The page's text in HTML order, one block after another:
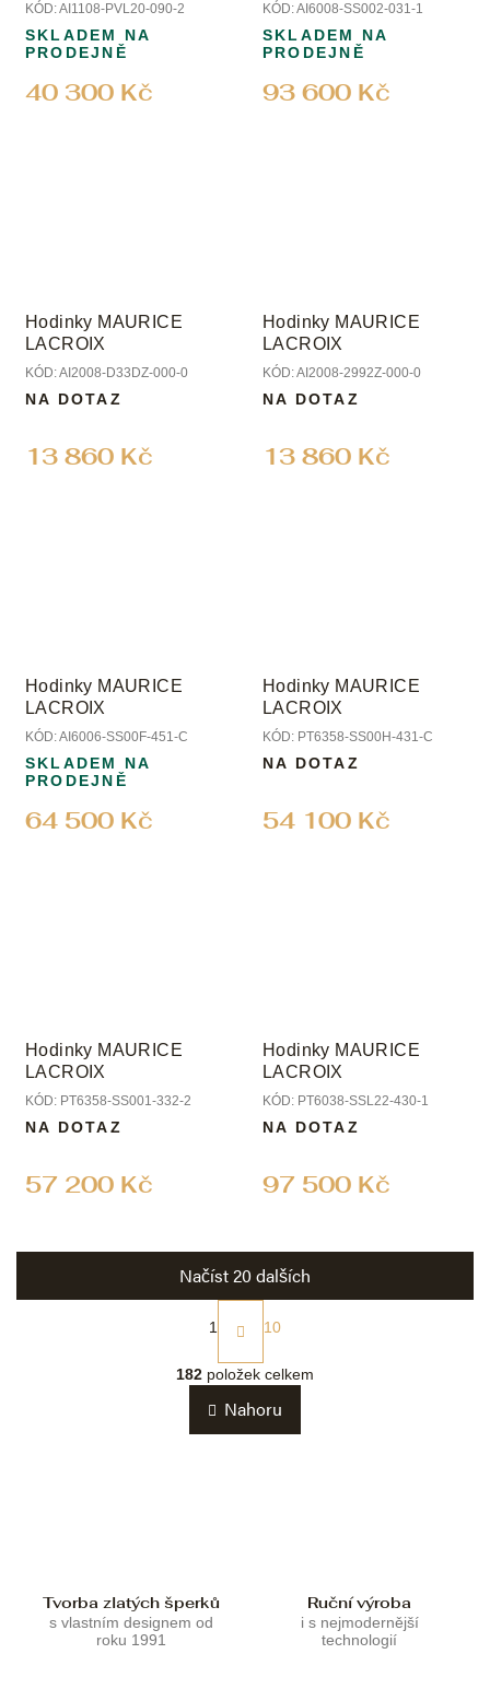
KÓD:AI1108-PVL20-090-2
40 300 Kč
SKLADEM NA
PRODEJNĚ
KÓD:AI6008-SS002-031-1
93 600 Kč
SKLADEM NA
PRODEJNĚ
Hodinky MAURICE
LACROIX
KÓD:AI2008-D33DZ-000-0
13 860 Kč
NA DOTAZ
Hodinky MAURICE
LACROIX
KÓD:AI2008-2992Z-000-0
13 860 Kč
NA DOTAZ
Hodinky MAURICE
LACROIX
KÓD:AI6006-SS00F-451-C
64 500 Kč
SKLADEM NA
PRODEJNĚ
Hodinky MAURICE
LACROIX
KÓD: PT6358-SS00H-431-C
54 100 Kč
NA DOTAZ
Hodinky MAURICE
LACROIX
KÓD: PT6358-SS001-332-2
57 200 Kč
NA DOTAZ
Hodinky MAURICE
LACROIX
KÓD: PT6038-SSL22-430-1
97 500 Kč
NA DOTAZ
v
l
á
d
Načíst 20 dalších
S
t
á
n
k
1 10
182 položek celkem
Nahoru
Tvorba zlatých šperků
s vlastním designem od
roku 1991
Ruční výroba
i s nejmodernější
technologií